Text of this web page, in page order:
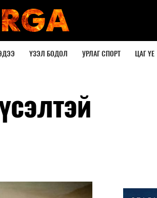
ҮЗЭЛ БОДОЛ УРЛАГ СПОРТ ЦАГ ҮЕ